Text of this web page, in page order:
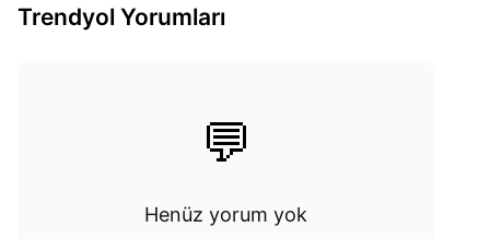
Trendyol Yorumları
💬
Henüz yorum yok